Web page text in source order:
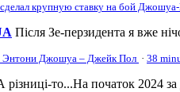
крупную ставку на бой
Після Зе-перзидента я вже
Энтони Джошуа – Джейк Пол · 38
різниці-то...На початок 2024